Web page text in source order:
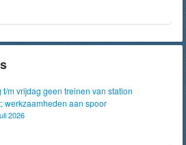
t/m vrijdag geen treinen van station
werkzaamheden aan spoor
2026